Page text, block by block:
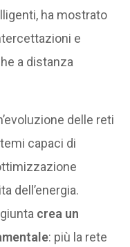
ha mostrato
e
a distanza
delle reti
capaci di
dell’energia.
crea un
: più la rete